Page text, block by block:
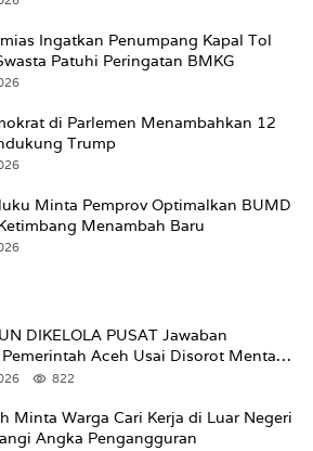
Ingatkan Penumpang Kapal Tol
Patuhi Peringatan BMKG
di Parlemen Menambahkan 12
Trump
Minta Pemprov Optimalkan BUMD
Menambah Baru
DIKELOLA PUSAT Jawaban
Aceh Usai Disorot Mentan
Dana Pertanian
822
Minta Warga Cari Kerja di Luar Negeri
Angka Pengangguran